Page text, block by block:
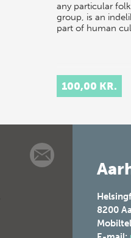
any particular folk
group, is an
part of human
100,00 KR.
8200